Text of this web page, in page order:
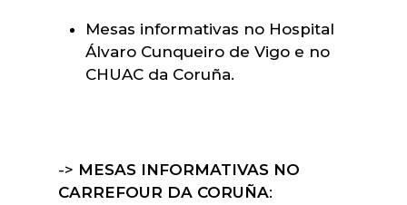
Mesas informativas no Hospital
Álvaro Cunqueiro de Vigo e no
CHUAC da Coruña.
-> MESAS INFORMATIVAS NO
CARREFOUR DA CORUÑA: